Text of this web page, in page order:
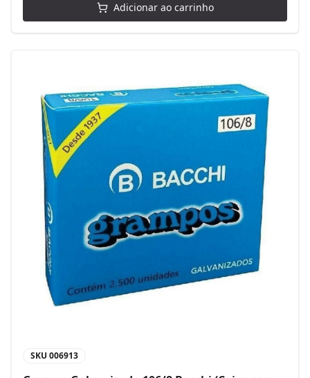
Adicionar ao carrinho
SKU 006913